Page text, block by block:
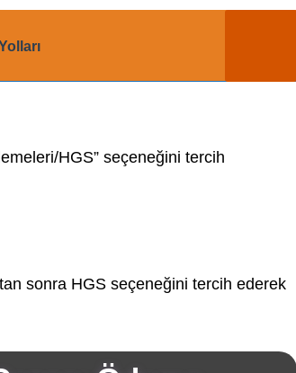
HGS” seçeneğini tercih
sonra HGS seçeneğini tercih ederek